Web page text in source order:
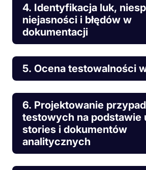
4. Identyfikacja luk,
niejasności i błędów w
dokumentacji
5. Ocena testowalności
6. Projektowanie
testowych na podstawie
stories i dokumentów
analitycznych